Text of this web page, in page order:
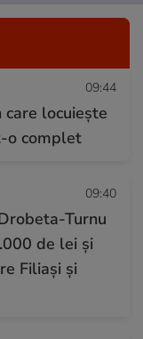
09:44
care locuiește
o complet
09:40
Turnu
de lei și
Filiași și